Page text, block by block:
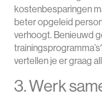
kostenbesparingen
beter opgeleid
verhoogt. Benieuwd
vertellen je er graag
3. Werk